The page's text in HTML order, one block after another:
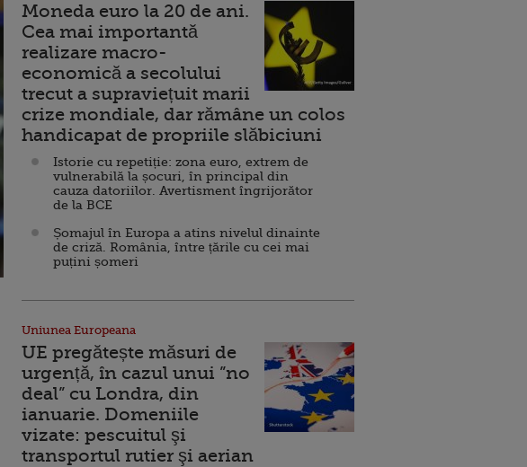
Moneda euro la 20 de ani.
Cea mai importantă
realizare macro-
economică a secolului
trecut a supraviețuit marii
crize mondiale, dar rămâne un colos
handicapat de propriile slăbiciuni
Istorie cu repetiție: zona euro, extrem de
vulnerabilă la șocuri, în principal din
cauza datoriilor. Avertisment îngrijorător
de la BCE
Șomajul în Europa a atins nivelul dinainte
de criză. România, între țările cu cei mai
puțini șomeri
Uniunea Europeana
UE pregătește măsuri de
urgență, în cazul unui ”no
deal” cu Londra, din
ianuarie. Domeniile
vizate: pescuitul şi
transportul rutier şi aerian